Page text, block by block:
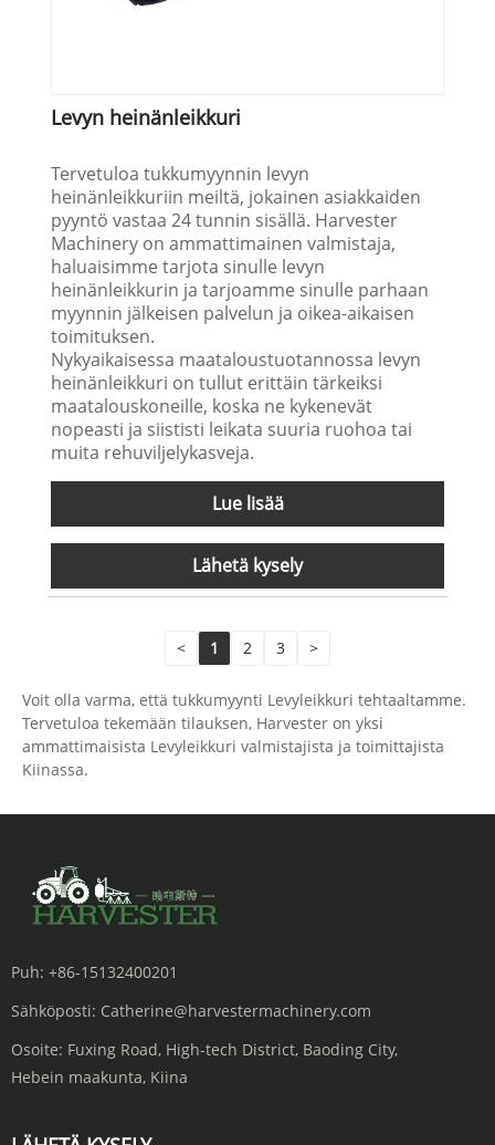
Levyn heinänleikkuri
Tervetuloa tukkumyynnin levyn
heinänleikkuriin meiltä, jokainen asiakkaiden
pyyntö vastaa 24 tunnin sisällä. Harvester
Machinery on ammattimainen valmistaja,
haluaisimme tarjota sinulle levyn
heinänleikkurin ja tarjoamme sinulle parhaan
myynnin jälkeisen palvelun ja oikea-aikaisen
toimituksen.
Nykyaikaisessa maataloustuotannossa levyn
heinänleikkuri on tullut erittäin tärkeiksi
maatalouskoneille, koska ne kykenevät
nopeasti ja siististi leikata suuria ruohoa tai
muita rehuviljelykasveja.
Lue lisää
Lähetä kysely
< 1 2 3 >
Voit olla varma, että tukkumyynti Levyleikkuri tehtaaltamme.
Tervetuloa tekemään tilauksen, Harvester on yksi
ammattimaisista Levyleikkuri valmistajista ja toimittajista
Kiinassa.
Puh: +86-15132400201
Sähköposti: Catherine@harvestermachinery.com
Osoite: Fuxing Road, High-tech District, Baoding City,
Hebein maakunta, Kiina